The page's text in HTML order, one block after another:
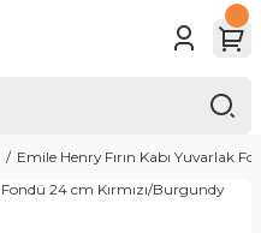
Emile Henry Fırın Kabı Yuvarlak